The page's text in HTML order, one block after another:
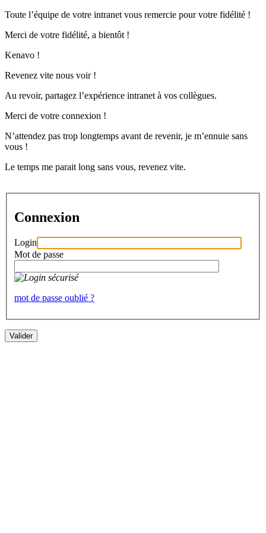
Toute l’équipe de votre intranet vous remercie pour votre fidélité !
Merci de votre fidélité, a bientôt !
Kenavo !
Revenez vite nous voir !
Au revoir, partagez l’expérience intranet à vos collègues.
Merci de votre connexion !
N’attendez pas trop longtemps avant de revenir, je m’ennuie sans
vous !
Le temps me parait long sans vous, revenez vite.
Connexion
Login
Mot de passe
mot de passe oublié ?